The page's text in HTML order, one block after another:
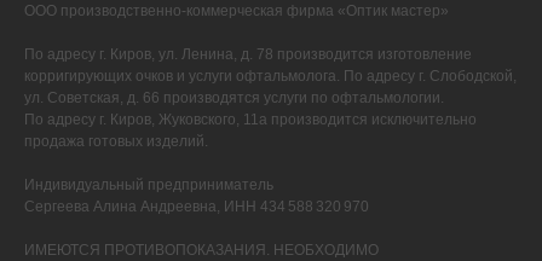
ООО производственно-коммерческая фирма «Оптик мастер»
По адресу г. Киров, ул. Ленина, д. 78 производится изготовление
корригирующих очков и услуги офтальмолога. По адресу г. Слободской,
ул. Советская, д. 66 производятся услуги по офтальмологии.
По адресу г. Киров, Жуковского, 11а производится исключительно
продажа готовых изделий.
Индивидуальный предприниматель
Сергеева Алина Андреевна, ИНН 434 588 320 970
ИМЕЮТСЯ ПРОТИВОПОКАЗАНИЯ. НЕОБХОДИМО